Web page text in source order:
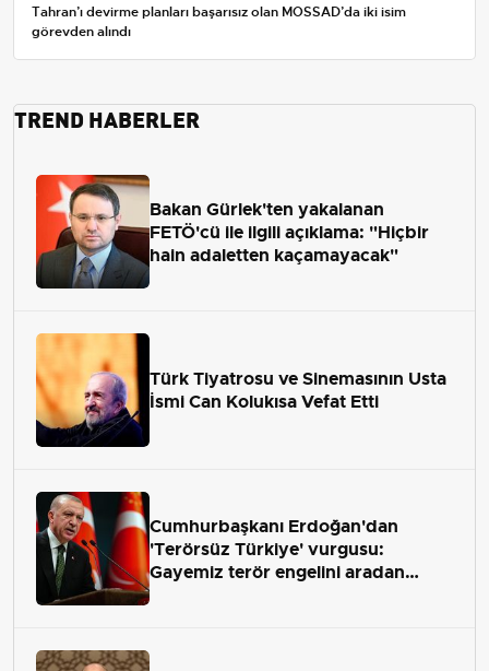
Tahran’ı devirme planları başarısız olan MOSSAD’da iki isim
görevden alındı
TREND HABERLER
Bakan Gürlek'ten yakalanan
FETÖ'cü ile ilgili açıklama: "Hiçbir
hain adaletten kaçamayacak"
Türk Tiyatrosu ve Sinemasının Usta
İsmi Can Kolukısa Vefat Etti
Cumhurbaşkanı Erdoğan'dan
'Terörsüz Türkiye' vurgusu:
Gayemiz terör engelini aradan